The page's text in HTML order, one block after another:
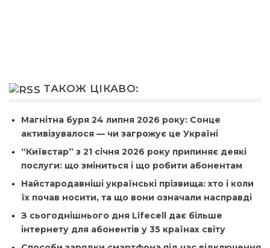
ТАКОЖ ЦІКАВО:
Магнітна буря 24 липня 2026 року: Сонце
активізувалося — чи загрожує це Україні
“Київстар” з 21 січня 2026 року припиняє деякі
послуги: що зміниться і що робити абонентам
Найстародавніші українські прізвища: хто і коли
їх почав носити, та що вони означали насправді
З сьогоднішнього дня Lifecell дає більше
інтернету для абонентів у 35 країнах світу